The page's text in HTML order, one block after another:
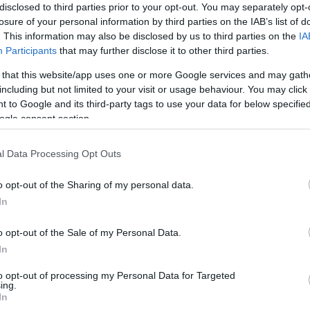
to third parties prior to your opt-out. You may separately
of your personal information by third parties on the IAB’s list of
This information may also be disclosed by us to third parties on the
Participants that may further disclose it to other third parties.
that this website/app uses one or more Google services and may
but not limited to your visit or usage behaviour. You may
to Google and its third-party tags to use your data for below
consent section.
Data Processing Opt Outs
opt-out of the Sharing of my personal data.
opt-out of the Sale of my Personal Data.
opt-out of processing my Personal Data for Targeted
egyiptomi forrást idézett a lap, aki elmondta,
és olyan emberekkel beszéltek, akik
kormányzóságban üzleteltek Kipperrel.
szerint a következő órákban várhatóan
egyik német vezetőjét
volt az OK Group LLC vezérigazgatója, egy
az előkelő alexandriai Smouha
és zöldségek exportjára